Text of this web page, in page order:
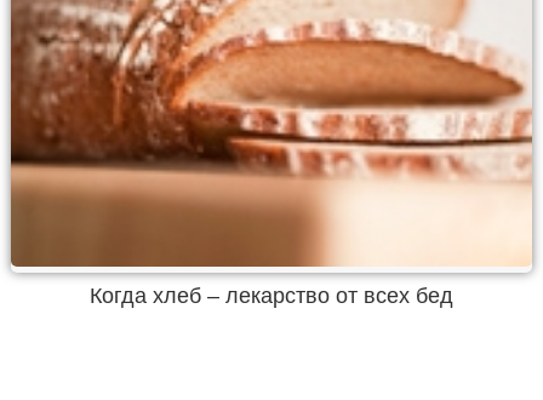
Когда хлеб – лекарство от всех бед